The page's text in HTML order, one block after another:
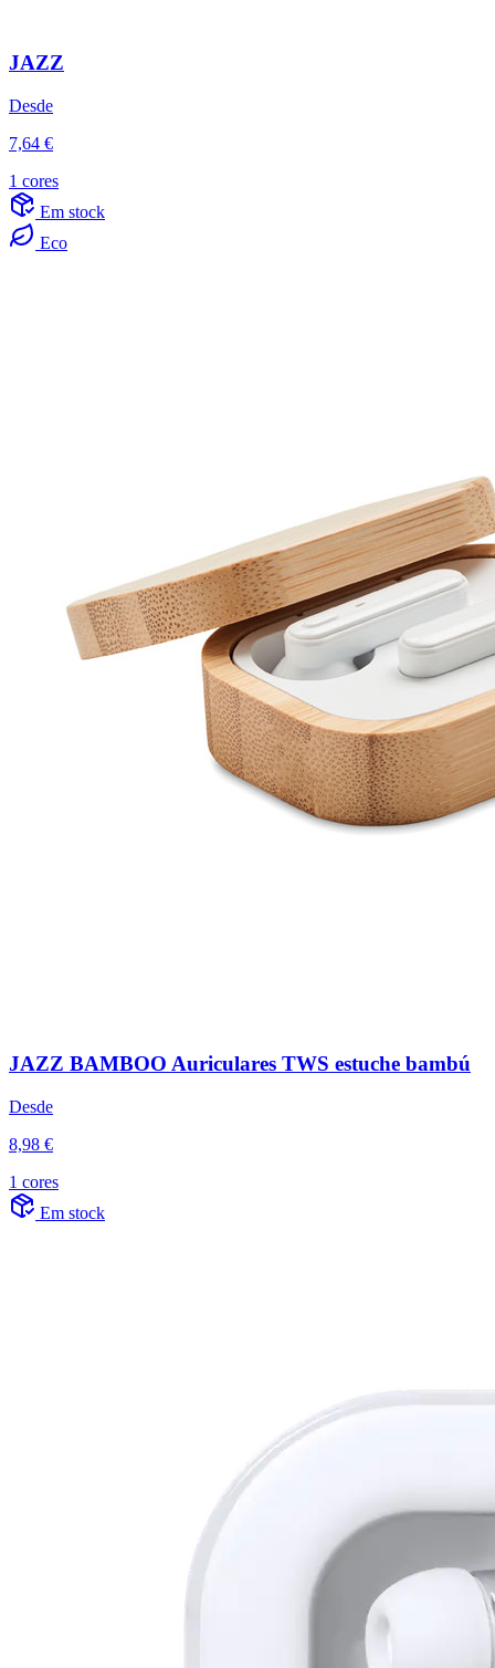
JAZZ
Desde
7,64 €
1 cores
Em stock
Eco
JAZZ BAMBOO Auriculares TWS estuche bambú
Desde
8,98 €
1 cores
Em stock